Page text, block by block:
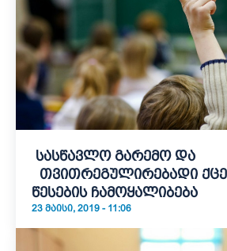
სასწავლო გარემო და
თვითრეგულირებადი
წესების ჩამოყალიბება
23 ᲛᲐᲘᲡᲘ, 2019 - 11:06